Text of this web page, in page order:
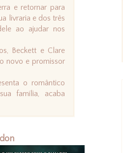
e retornar para
livraria e dos três
ao ajudar nos
Beckett e Clare
novo e promissor
o romântico
família, acaba